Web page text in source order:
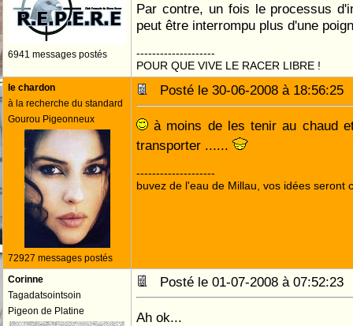
6941 messages postés
Par contre, un fois le processus
peut être interrompu plus d'une
--------------------
POUR QUE VIVE LE RACER LIBRE !
le chardon
à la recherche du standard
Gourou Pigeonneux
72927 messages postés
Posté le 30-06-2008 à
à moins de les tenir au chaud
transporter ......
--------------------
buvez de l'eau de Millau, vos idées seront
Corinne
Tagadatsointsoin
Pigeon de Platine
Posté le 01-07-2008 à
Ah ok...